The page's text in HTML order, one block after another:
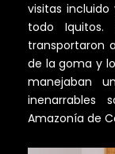
visitas
todo
transportaron
de la goma y
manejaban
inenarrables
Amazonía de